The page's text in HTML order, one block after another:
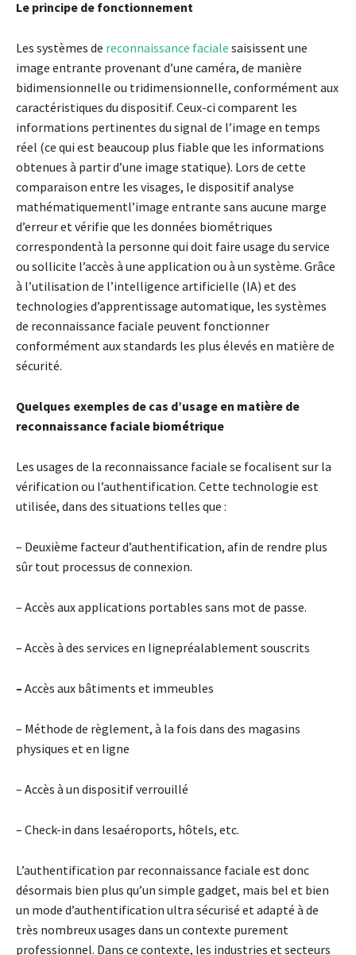
Le principe de fonctionnement
Les systèmes de reconnaissance faciale saisissent une
image entrante provenant d’une caméra, de manière
bidimensionnelle ou tridimensionnelle, conformément aux
caractéristiques du dispositif. Ceux-ci comparent les
informations pertinentes du signal de l’image en temps
réel (ce qui est beaucoup plus fiable que les informations
obtenues à partir d’une image statique). Lors de cette
comparaison entre les visages, le dispositif analyse
mathématiquementl’image entrante sans aucune marge
d’erreur et vérifie que les données biométriques
correspondentà la personne qui doit faire usage du service
ou sollicite l’accès à une application ou à un système. Grâce
à l’utilisation de l’intelligence artificielle (IA) et des
technologies d’apprentissage automatique, les systèmes
de reconnaissance faciale peuvent fonctionner
conformément aux standards les plus élevés en matière de
sécurité.
Quelques exemples de cas d’usage en matière de
reconnaissance faciale biométrique
Les usages de la reconnaissance faciale se focalisent sur la
vérification ou l’authentification. Cette technologie est
utilisée, dans des situations telles que :
– Deuxième facteur d’authentification, afin de rendre plus
sûr tout processus de connexion.
– Accès aux applications portables sans mot de passe.
– Accès à des services en lignepréalablement souscrits
– Accès aux bâtiments et immeubles
– Méthode de règlement, à la fois dans des magasins
physiques et en ligne
– Accès à un dispositif verrouillé
– Check-in dans lesaéroports, hôtels, etc.
L’authentification par reconnaissance faciale est donc
désormais bien plus qu’un simple gadget, mais bel et bien
un mode d’authentification ultra sécurisé et adapté à de
très nombreux usages dans un contexte purement
professionnel. Dans ce contexte, les industries et secteurs